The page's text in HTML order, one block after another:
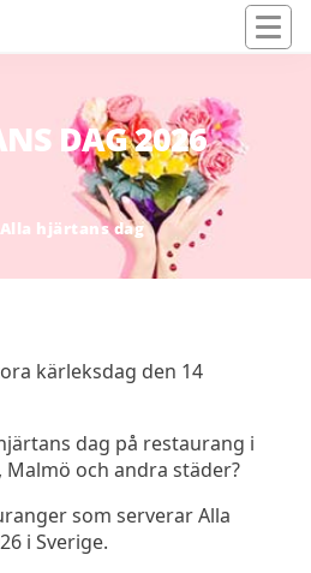
DAG 2026
hjärtans dag
kärleksdag den 14
dag på restaurang i
och andra städer?
som serverar Alla
i Sverige.